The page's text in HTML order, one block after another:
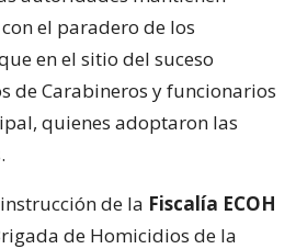
el paradero de los
en el sitio del suceso
de Carabineros y funcionarios
quienes adoptaron las
de la Fiscalía ECOH
de Homicidios de la